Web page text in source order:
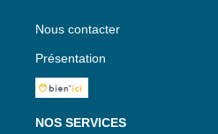
Nous contacter
Présentation
NOS SERVICES